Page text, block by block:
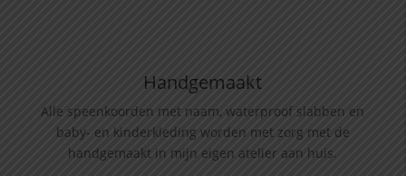
Handgemaakt
Alle speenkoorden met naam, waterproof slabben en
baby- en kinderkleding worden met zorg met de
handgemaakt in mijn eigen atelier aan huis.